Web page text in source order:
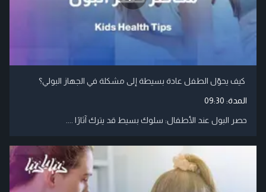
كيف يحوّل الطفل عادة بسيطة إلى مشكلة في الجهاز البولي؟
المدة: 09:30
حصر البول عند الأطفال: سلوك بسيط قد يترك آثارًا ....